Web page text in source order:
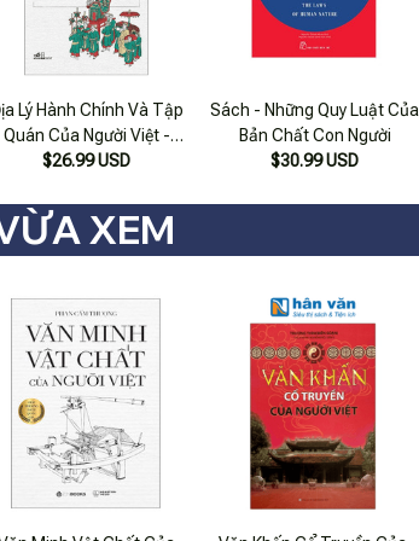
Lý Hành Chính Và Tập
Quán Của Người Việt -
Nguyễn Văn Huyên - (Bìa
$26.99 USD
Sách - Những Quy Luật Của
Bản Chất Con Người
$30.99 USD
XEM